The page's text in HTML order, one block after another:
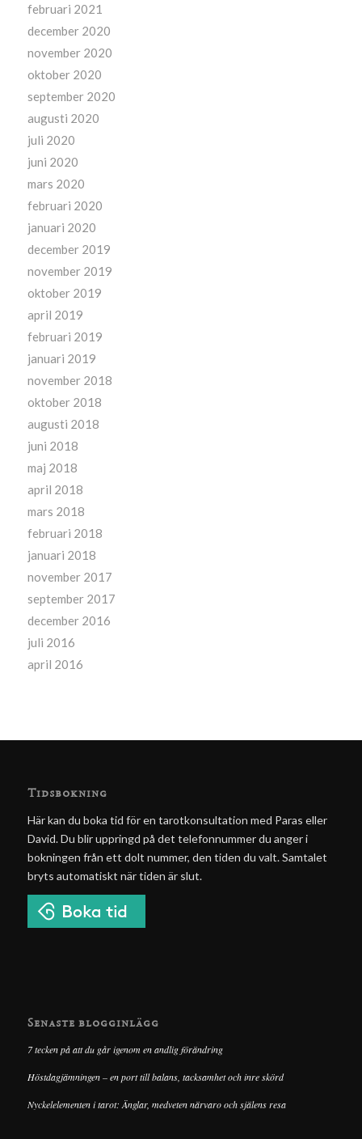
februari 2021
december 2020
november 2020
oktober 2020
september 2020
augusti 2020
juli 2020
juni 2020
mars 2020
februari 2020
januari 2020
december 2019
november 2019
oktober 2019
april 2019
februari 2019
januari 2019
november 2018
oktober 2018
augusti 2018
juni 2018
maj 2018
april 2018
mars 2018
februari 2018
januari 2018
november 2017
september 2017
december 2016
juli 2016
april 2016
Tidsbokning
Här kan du boka tid för en tarotkonsultation med Paras eller
David. Du blir uppringd på det telefonnummer du anger i
bokningen från ett dolt nummer, den tiden du valt. Samtalet
bryts automatiskt när tiden är slut.
Senaste blogginlägg
7 tecken på att du går igenom en andlig förändring
Höstdagjämningen – en port till balans, tacksamhet och inre skörd
Nyckelelementen i tarot: Änglar, medveten närvaro och själens resa